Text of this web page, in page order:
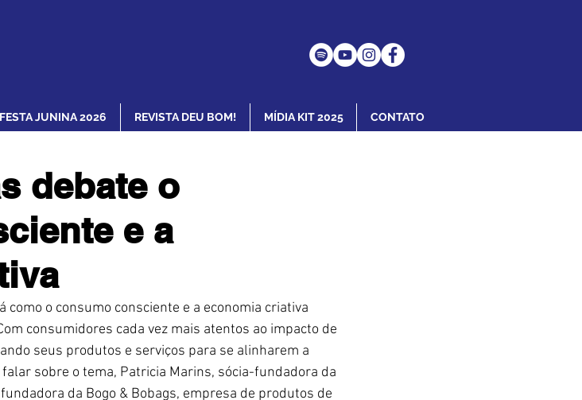
JUNINA 2026 REVISTA DEU BOM! MÍDIA KIT 2025 CONTATO
debate o
e a
como o consumo consciente e a economia criativa
consumidores cada vez mais atentos ao impacto de
seus produtos e serviços para se alinharem a
sobre o tema, Patricia Marins, sócia-fundadora da
da Bogo & Bobags, empresa de produtos de